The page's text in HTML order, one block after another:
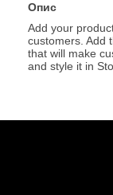
Опис
Add your
customers. Add
that will make
and style it in